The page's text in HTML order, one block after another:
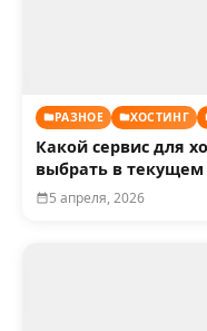
РАЗНОЕ ХОСТИНГ
Какой сервис для
выбрать в текущем
5 апреля, 2026